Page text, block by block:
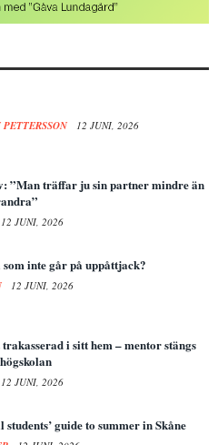
12 JUNI, 2026
”Man träffar ju sin partner mindre än
12 JUNI, 2026
inte går på uppåttjack?
12 JUNI, 2026
i sitt hem – mentor stängs
12 JUNI, 2026
guide to summer in Skåne